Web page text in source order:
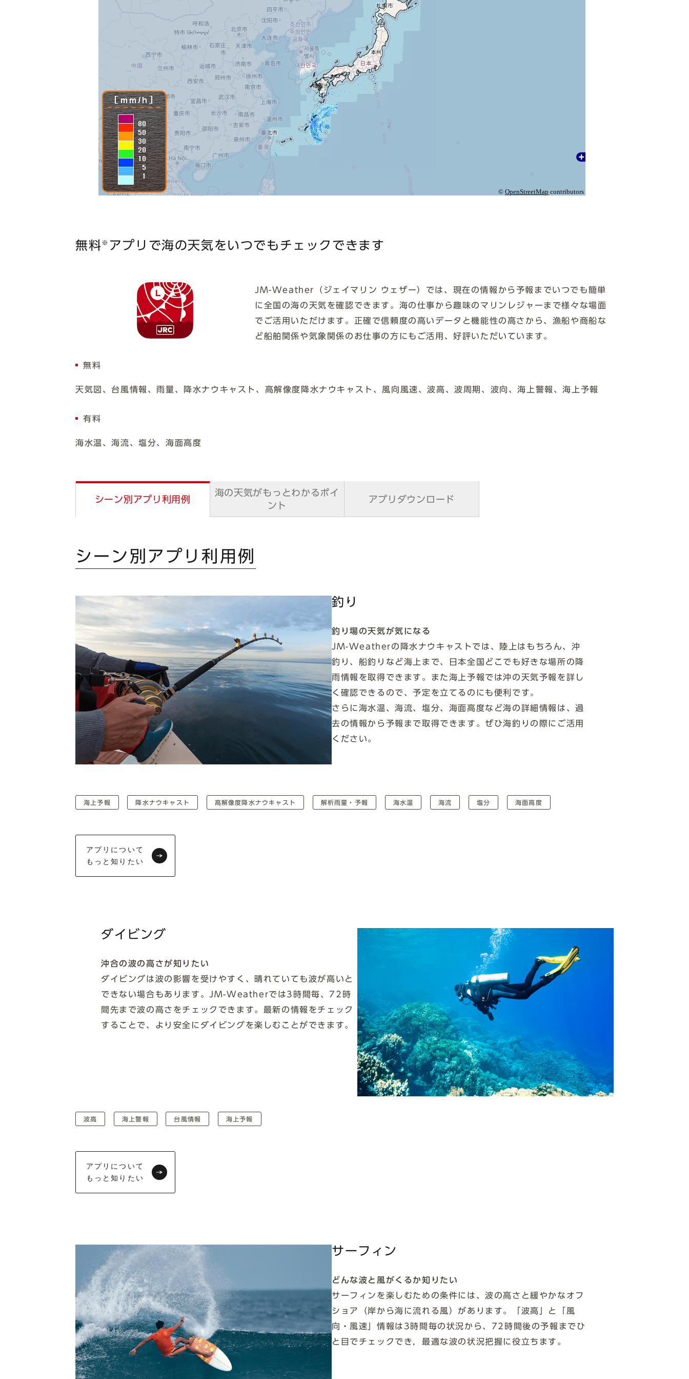
無料 ※ アプリで海の天気をいつでもチェックできます
JM-Weather（ジェイマリン ウェザー）では、現在の情報から予報までいつでも簡単
に全国の海の天気を確認できます。海の仕事から趣味のマリンレジャーまで様々な場面
でご活用いただけます。正確で信頼度の高いデータと機能性の高さから、漁船や商船な
ど船舶関係や気象関係のお仕事の方にもご活用、好評いただいています。
無料
天気図、台風情報、雨量、降水ナウキャスト、高解像度降水ナウキャスト、風向風速、波高、波周期、波向、海上警報、海上予報
有料
海水温、海流、塩分、海面高度
シーン別アプリ利用例
海の天気がもっとわかるポイ
ント
アプリダウンロード
シーン別アプリ利用例
釣り
釣り場の天気が気になる
JM-Weatherの降水ナウキャストでは、陸上はもちろん、沖
釣り、船釣りなど海上まで、日本全国どこでも好きな場所の降
雨情報を取得できます。また海上予報では沖の天気予報を詳し
く確認できるので、予定を立てるのにも便利です。
さらに海水温、海流、塩分、海面高度など海の詳細情報は、過
去の情報から予報まで取得できます。ぜひ海釣りの際にご活用
ください。
海上予報 降水ナウキャスト 高解像度降水ナウキャスト 解析雨量・予報 海水温 海流 塩分 海面高度
アプリについて
もっと知りたい
ダイビング
沖合の波の高さが知りたい
ダイビングは波の影響を受けやすく、晴れていても波が高いと
できない場合もあります。JM-Weatherでは3時間毎、72時
間先まで波の高さをチェックできます。最新の情報をチェック
することで、より安全にダイビングを楽しむことができます。
波高 海上警報 台風情報 海上予報
アプリについて
もっと知りたい
サーフィン
どんな波と風がくるか知りたい
サーフィンを楽しむための条件には、波の高さと緩やかなオフ
ショア（岸から海に流れる風）があります。「波高」と「風
向・風速」情報は3時間毎の状況から、72時間後の予報までひ
と目でチェックでき，最適な波の状況把握に役立ちます。